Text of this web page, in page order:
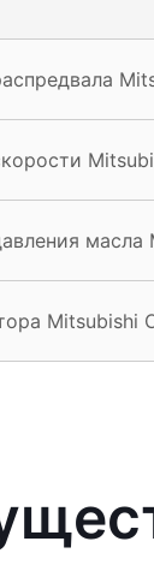
масла
Mitsubishi